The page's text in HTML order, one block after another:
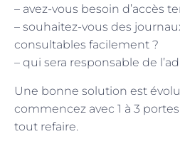
– avez-vous besoin d’accès
– souhaitez-vous des
consultables facilement ?
– qui sera responsable de
Une bonne solution est
commencez avec 1 à 3
tout refaire.